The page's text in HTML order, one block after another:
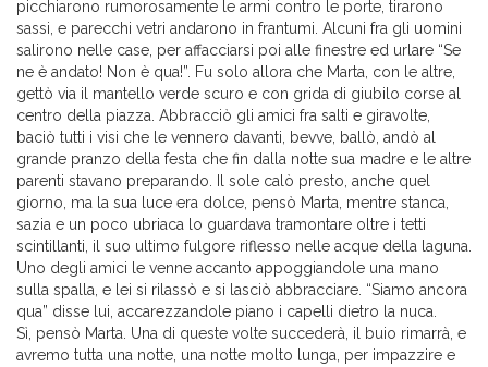
picchiarono rumorosamente le armi contro le porte, tirarono
sassi, e parecchi vetri andarono in frantumi. Alcuni fra gli uomini
salirono nelle case, per affacciarsi poi alle finestre ed urlare “Se
ne è andato! Non è qua!”. Fu solo allora che Marta, con le altre,
gettò via il mantello verde scuro e con grida di giubilo corse al
centro della piazza. Abbracciò gli amici fra salti e giravolte,
baciò tutti i visi che le vennero davanti, bevve, ballò, andò al
grande pranzo della festa che fin dalla notte sua madre e le altre
parenti stavano preparando. Il sole calò presto, anche quel
giorno, ma la sua luce era dolce, pensò Marta, mentre stanca,
sazia e un poco ubriaca lo guardava tramontare oltre i tetti
scintillanti, il suo ultimo fulgore riflesso nelle acque della laguna.
Uno degli amici le venne accanto appoggiandole una mano
sulla spalla, e lei si rilassò e si lasciò abbracciare. “Siamo ancora
qua” disse lui, accarezzandole piano i capelli dietro la nuca.
Sì, pensò Marta. Una di queste volte succederà, il buio rimarrà, e
avremo tutta una notte, una notte molto lunga, per impazzire e